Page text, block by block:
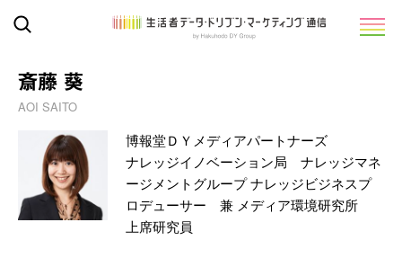
斎藤 葵
AOI SAITO
博報堂ＤＹメディアパートナーズ
ナレッジイノベーション局 ナレッジマネ
ージメントグループ ナレッジビジネスプ
ロデューサー 兼 メディア環境研究所
上席研究員